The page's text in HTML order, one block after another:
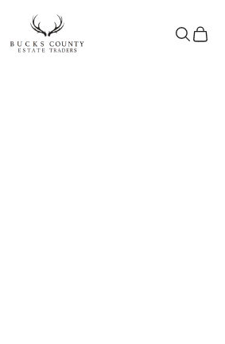
Bucks County Estate Traders
Search
Cart